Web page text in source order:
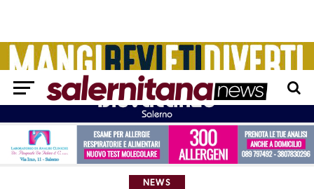
NEWS